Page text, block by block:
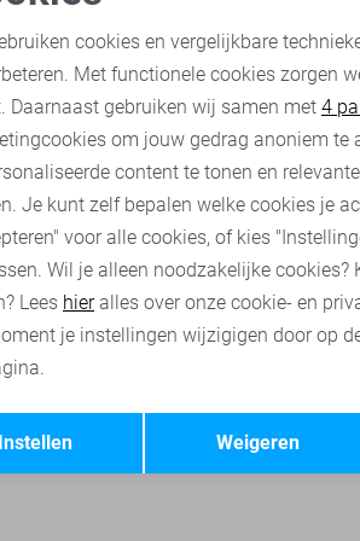
10,00
Jacqueline de Yong truien
cookies
cookies
Terug
cookies en vergelijkbare
Met functionele cookies zorgen
Daarnaast gebruiken wij samen met 4
om jouw gedrag anoniem te
content te tonen en
Je kunt zelf bepalen welke cookies je
voor alle cookies, of kies
Wil je alleen noodzakelijke cookies?
Lees hieralles over onze cookie- en
je instellingen wijzigigen door op
Weigeren